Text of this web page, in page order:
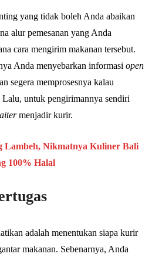
yang tidak boleh Anda abaikan
alur pemesanan yang Anda
cara mengirim makanan tersebut.
Anda menyebarkan informasi open
segera memprosesnya kalau
Lalu, untuk pengirimannya sendiri
menjadir kurir.
Lambeh, Nikmatnya Kuliner Bali
100% Halal
adalah menentukan siapa kurir
makanan. Sebenarnya, Anda